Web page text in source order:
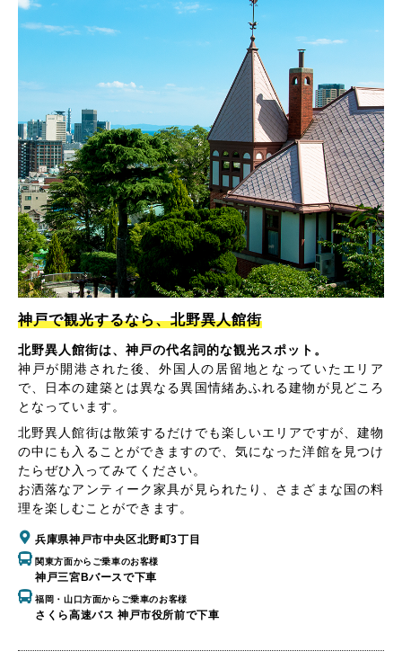
神戸で観光するなら、北野異人館街
北野異人館街は、神戸の代名詞的な観光スポット。
神戸が開港された後、外国人の居留地となっていたエリア
で、日本の建築とは異なる異国情緒あふれる建物が見どころ
となっています。
北野異人館街は散策するだけでも楽しいエリアですが、建物
の中にも入ることができますので、気になった洋館を見つけ
たらぜひ入ってみてください。
お洒落なアンティーク家具が見られたり、さまざまな国の料
理を楽しむことができます。
兵庫県神戸市中央区北野町3丁目
関東方面からご乗車のお客様
神戸三宮Bバースで下車
福岡・山口方面からご乗車のお客様
さくら高速バス 神戸市役所前で下車